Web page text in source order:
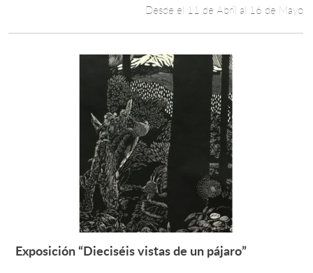
Desde el 11 de Abril al 16 de Mayo
Leer más +
Exposición “Dieciséis vistas de un pájaro”